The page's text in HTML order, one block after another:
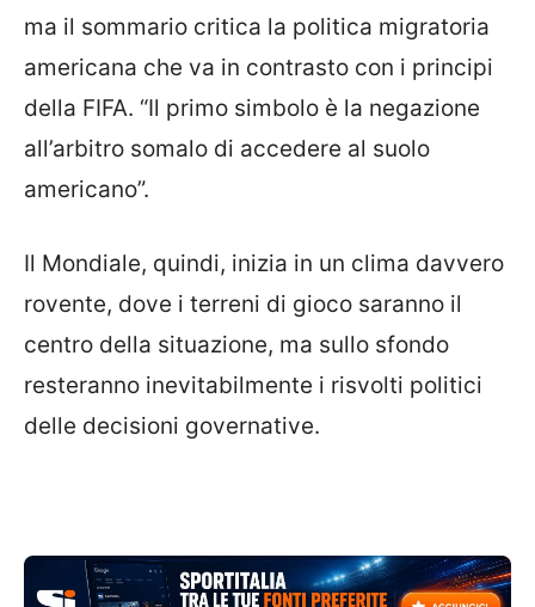
ma il sommario critica la politica migratoria
americana che va in contrasto con i principi
della FIFA. “Il primo simbolo è la negazione
all’arbitro somalo di accedere al suolo
americano”.
Il Mondiale, quindi, inizia in un clima davvero
rovente, dove i terreni di gioco saranno il
centro della situazione, ma sullo sfondo
resteranno inevitabilmente i risvolti politici
delle decisioni governative.